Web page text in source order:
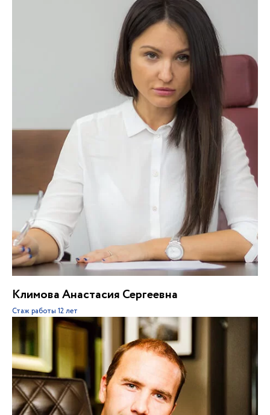
Климова Анастасия Сергеевна
Стаж работы 12 лет